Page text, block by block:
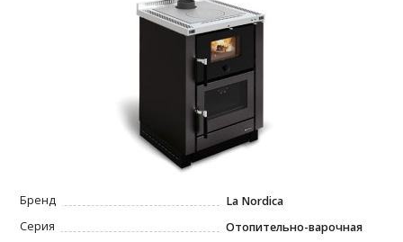
Бренд
La Nordica
Серия
Отопительно-варочная